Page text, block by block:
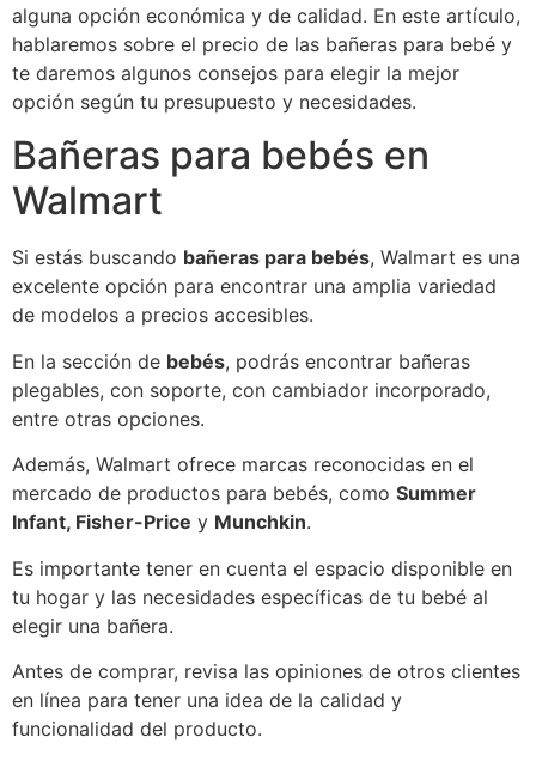
alguna opción económica y de calidad. En este artículo,
hablaremos sobre el precio de las bañeras para bebé y
te daremos algunos consejos para elegir la mejor
opción según tu presupuesto y necesidades.
Bañeras para bebés en
Walmart
Si estás buscando bañeras para bebés, Walmart es una
excelente opción para encontrar una amplia variedad
de modelos a precios accesibles.
En la sección de bebés, podrás encontrar bañeras
plegables, con soporte, con cambiador incorporado,
entre otras opciones.
Además, Walmart ofrece marcas reconocidas en el
mercado de productos para bebés, como Summer
Infant, Fisher-Price y Munchkin.
Es importante tener en cuenta el espacio disponible en
tu hogar y las necesidades específicas de tu bebé al
elegir una bañera.
Antes de comprar, revisa las opiniones de otros clientes
en línea para tener una idea de la calidad y
funcionalidad del producto.